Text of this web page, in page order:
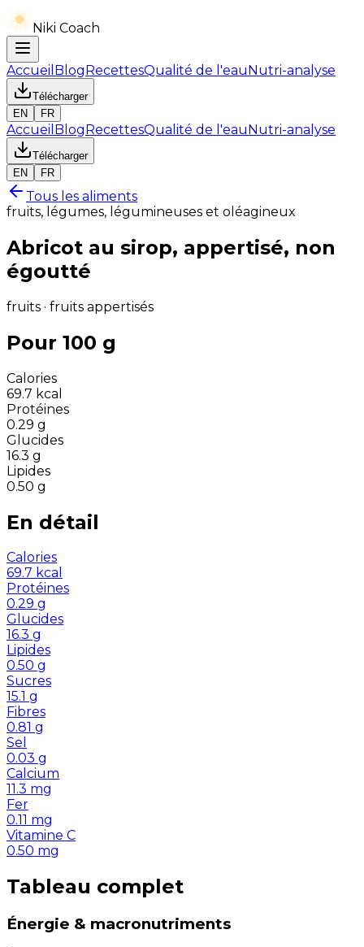
Niki Coach
Accueil BlogRecettesQualité de l'eauNutri-analyse
Télécharger
EN
FR
Accueil BlogRecettesQualité de l'eauNutri-analyse
Télécharger
EN
FR
Tous les aliments
fruits, légumes, légumineuses et oléagineux
Abricot au sirop, appertisé, non
égoutté
fruits · fruits appertisés
Pour 100 g
Calories
69.7 kcal
Protéines
0.29 g
Glucides
16.3 g
Lipides
0.50 g
En détail
Calories
69.7 kcal
Protéines
0.29 g
Glucides
16.3 g
Lipides
0.50 g
Sucres
15.1 g
Fibres
0.81 g
Sel
0.03 g
Calcium
11.3 mg
Fer
0.11 mg
Vitamine C
0.50 mg
Tableau complet
Énergie & macronutriments